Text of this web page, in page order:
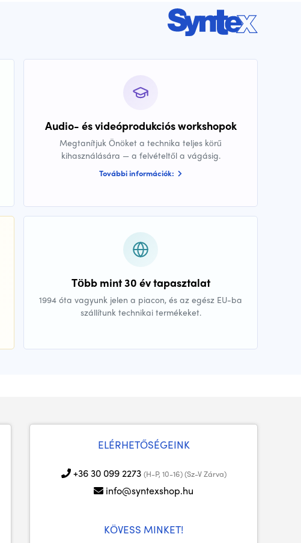
Audio- és videóprodukciós workshopok
Megtanítjuk Önöket a technika teljes körű
kihasználására — a felvételtől a vágásig.
További információk:
Több mint 30 év tapasztalat
1994 óta vagyunk jelen a piacon, és az egész EU-ba
szállítunk technikai termékeket.
ELÉRHETŐSÉGEINK
+36 30 099 2273 (H-P, 10-16) (Sz-V Zárva)
info@syntexshop.hu
KÖVESS MINKET!